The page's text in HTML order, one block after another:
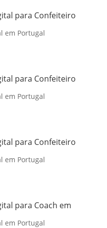
para Confeiteiro
em Portugal
para Confeiteiro
em Portugal
para Confeiteiro
em Portugal
para Coach em
em Portugal